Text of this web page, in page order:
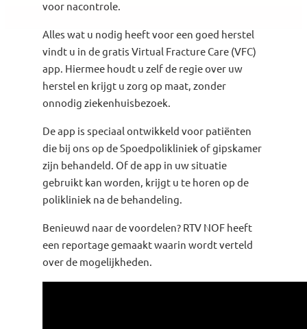
voor nacontrole.
Alles wat u nodig heeft voor een goed herstel
vindt u in de gratis Virtual Fracture Care (VFC)
app. Hiermee houdt u zelf de regie over uw
herstel en krijgt u zorg op maat, zonder
onnodig ziekenhuisbezoek.
De app is speciaal ontwikkeld voor patiënten
die bij ons op de Spoedpolikliniek of gipskamer
zijn behandeld. Of de app in uw situatie
gebruikt kan worden, krijgt u te horen op de
polikliniek na de behandeling.
Benieuwd naar de voordelen? RTV NOF heeft
een reportage gemaakt waarin wordt verteld
over de mogelijkheden.